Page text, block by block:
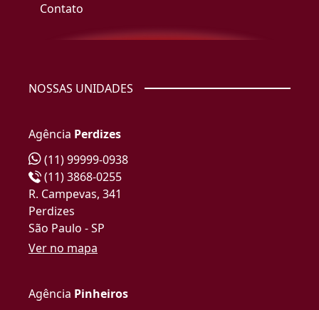
Contato
NOSSAS UNIDADES
Agência Perdizes
(11) 99999-0938
(11) 3868-0255
R. Campevas, 341
Perdizes
São Paulo - SP
Ver no mapa
Agência Pinheiros